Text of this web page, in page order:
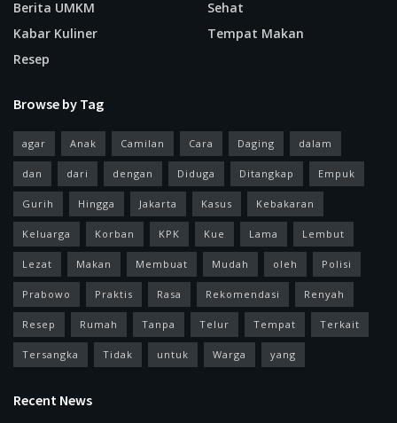
Berita UMKM
Kabar Kuliner
Resep
Sehat
Tempat Makan
Browse by Tag
agar Anak Camilan Cara Daging dalam
dan dari dengan Diduga Ditangkap Empuk
Gurih Hingga Jakarta Kasus Kebakaran
Keluarga Korban KPK Kue Lama Lembut
Lezat Makan Membuat Mudah oleh Polisi
Prabowo Praktis Rasa Rekomendasi Renyah
Resep Rumah Tanpa Telur Tempat Terkait
Tersangka Tidak untuk Warga yang
Recent News